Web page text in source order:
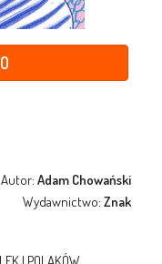
Autor:Adam Chowański
Wydawnictwo:Znak
I POLAKÓW